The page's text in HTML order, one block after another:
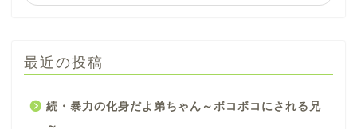
最近の投稿
続・暴力の化身だよ弟ちゃん～ボコボコにされる兄
～